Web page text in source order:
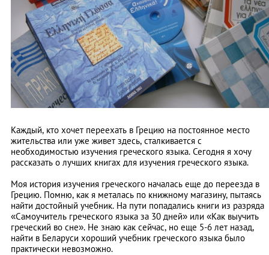
Каждый, кто хочет переехать в Грецию на постоянное место
жительства или уже живет здесь, сталкивается с
необходимостью изучения греческого языка. Сегодня я хочу
рассказать о лучших книгах для изучения греческого языка.
Моя история изучения греческого началась еще до переезда в
Грецию. Помню, как я металась по книжному магазину, пытаясь
найти достойный учебник. На пути попадались книги из разряда
«Самоучитель греческого языка за 30 дней» или «Как выучить
греческий во сне». Не знаю как сейчас, но еще 5-6 лет назад,
найти в Беларуси хороший учебник греческого языка было
практически невозможно.